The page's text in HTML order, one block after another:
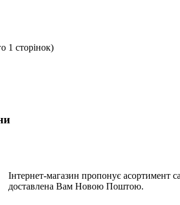
1 сторінок)
Інтернет-магазин пропонує асортимент
доставлена ​​Вам Новою Поштою.